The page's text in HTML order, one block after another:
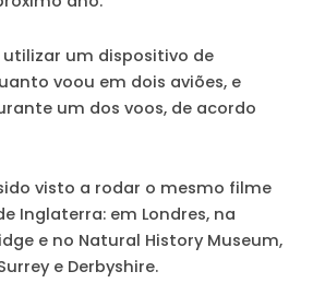
um dispositivo de
voou em dois aviões, e
um dos voos, de acordo
visto a rodar o mesmo filme
Inglaterra: em Londres, na
e no Natural History Museum,
e Derbyshire.